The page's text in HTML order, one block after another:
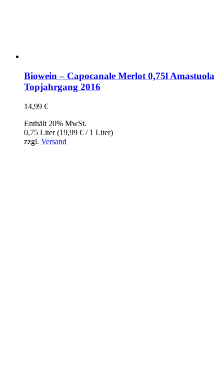
Biowein – Capocanale Merlot 0,75l Amastuola
Topjahrgang 2016
14,99 €
Enthält 20% MwSt.
0,75 Liter (19,99 € / 1 Liter)
zzgl. Versand